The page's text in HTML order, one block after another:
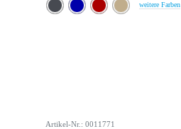
weitere Farben
Artikel-Nr.: 0011771